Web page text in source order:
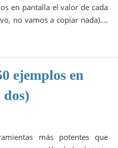
en pantalla el valor de cada
no vamos a copiar nada).…
ejemplos en
más potentes que